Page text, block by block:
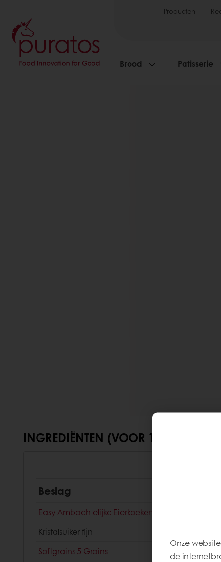
Producten
Brood Patisserie
INGREDIËNTEN (VOOR 120 STUKS)
Beslag
Easy Ambachtelijke Eierkoeken
Kristalsuiker fijn
Softgrains 5 Grains
Onze
de